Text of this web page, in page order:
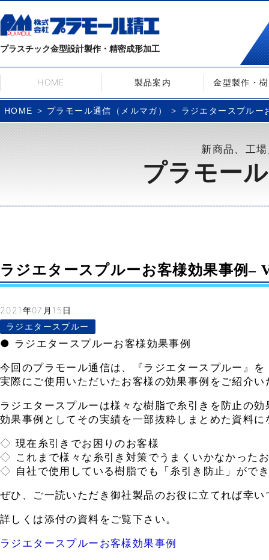
プラスチック金型設計製作・精密成形加工
HOME 製品案内 金型製作・
HOME プラモール通信（メルマガ） ラジエタースプル
新商品、工
プラモー
ラジエタースプルーお客様効果事例–
2021年07月15日
ラジエタースプルー
● ラジエタースプルーお客様効果事例
今回のプラモール通信は、『ラジエタースプルー』を
実際にご使用いただいたお客様の効果事例をご紹介い
ラジエタースプルーは様々な樹脂で糸引きを防止の
効果事例としてその実績を一部抜粋しまとめた資料
◇ 現在糸引きでお困りのお客様
◇ これまで様々な糸引き対策でうまくいかなかった
◇ 自社で使用している樹脂でも「糸引き防止」がで
ぜひ、ご一読いただき御社製品のお役に立てれば幸い
詳しくは添付の資料をご覧下さい。
ラジエタースプルーお客様効果事例